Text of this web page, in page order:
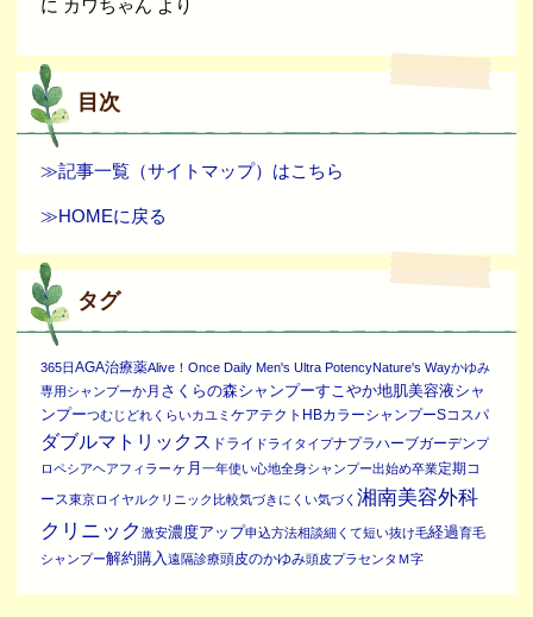
に カワちゃん より
目次
≫記事一覧（サイトマップ）はこちら
≫HOMEに戻る
タグ
365日AGA治療薬Alive！Once Daily Men's Ultra PotencyNature's Wayかゆみ
専用シャンプーか月 さくらの森シャンプーすこやか地肌美容液シャ
ンプーつむじ どれくらいカユミ ケアテクトHBカラーシャンプーSコスパ
ダブルマトリックス ドライ ドライタイプナプラハーブガーデンプ
ロペシアヘアフィラーヶ月一年使い心地全身シャンプー出始め卒業定期コ
ース東京ロイヤルクリニック 比較気づきにくい気づく 湘南美容外科
クリニック 激安濃度アップ申込方法相談細くて短い抜け毛経過育毛
シャンプー解約購入 遠隔診療頭皮のかゆみ頭皮プラセンタ Ｍ字